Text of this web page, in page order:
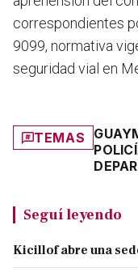
correspondientes
9099, normativa
seguridad vial en
TEMAS
Seguí leyendo
Kicillof abre una